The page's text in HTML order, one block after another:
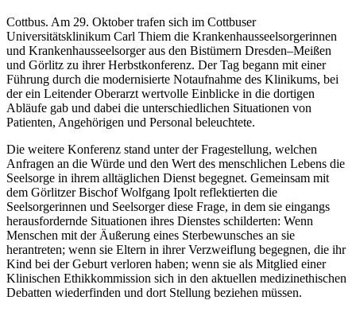
Cottbus. Am 29. Oktober trafen sich im Cottbuser
Universitätsklinikum Carl Thiem die Krankenhausseelsorgerinnen
und Krankenhausseelsorger aus den Bistümern Dresden–Meißen
und Görlitz zu ihrer Herbstkonferenz. Der Tag begann mit einer
Führung durch die modernisierte Notaufnahme des Klinikums, bei
der ein Leitender Oberarzt wertvolle Einblicke in die dortigen
Abläufe gab und dabei die unterschiedlichen Situationen von
Patienten, Angehörigen und Personal beleuchtete.
Die weitere Konferenz stand unter der Fragestellung, welchen
Anfragen an die Würde und den Wert des menschlichen Lebens die
Seelsorge in ihrem alltäglichen Dienst begegnet. Gemeinsam mit
dem Görlitzer Bischof Wolfgang Ipolt reflektierten die
Seelsorgerinnen und Seelsorger diese Frage, in dem sie eingangs
herausfordernde Situationen ihres Dienstes schilderten: Wenn
Menschen mit der Äußerung eines Sterbewunsches an sie
herantreten; wenn sie Eltern in ihrer Verzweiflung begegnen, die ihr
Kind bei der Geburt verloren haben; wenn sie als Mitglied einer
Klinischen Ethikkommission sich in den aktuellen medizinethischen
Debatten wiederfinden und dort Stellung beziehen müssen.